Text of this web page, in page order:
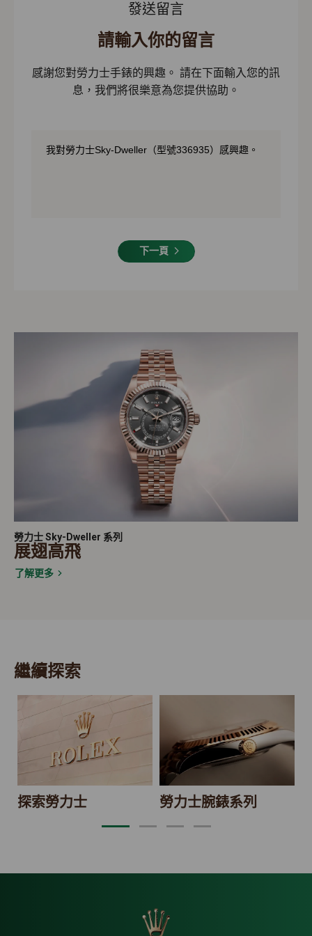
發送留言
請輸入你的留言
感謝您對勞力士手錶的興趣。 請在下面輸入您的訊
息，我們將很樂意為您提供協助。
下一頁
勞力士 Sky-Dweller 系列
展翅高飛
了解更多
繼續探索
探索勞力士 勞力士腕錶系列